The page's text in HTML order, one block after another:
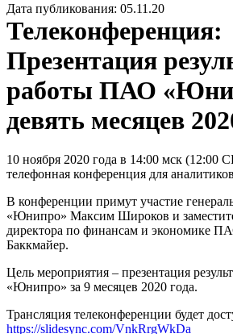
Дата публикования: 05.11.20
Телеконференция:
Презентация
работы ПАО
девять месяцев
10 ноября 2020 года в 14:00 мск (12:00
телефонная конференция для
В конференции примут участие
«Юнипро» Максим Широков и
директора по финансам и экономике
Баккмайер.
Цель мероприятия – презентация
«Юнипро» за 9 месяцев 2020 года.
Трансляция телеконференции будет
https://slidesync.com/VnkRrgWkDa